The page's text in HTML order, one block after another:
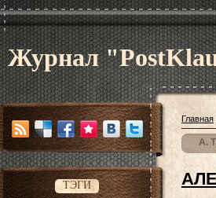
Журнал
ТЭГИ
Главная
А.